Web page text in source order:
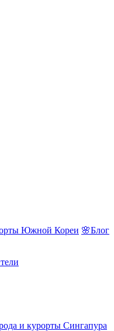
Южной Кореи 🌸Блог
и курорты Сингапура